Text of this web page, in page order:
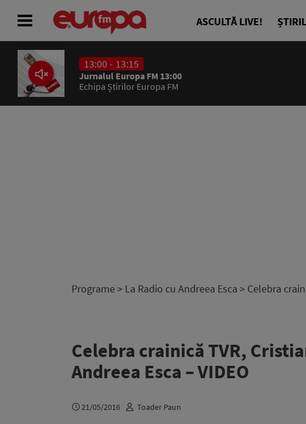
ASCULTĂ LIVE!
13:00 - 13:15
Jurnalul Europa FM 13:00
Echipa Știrilor Europa FM
Programe > La Radio cu Andreea Esca > Celebra
Celebra crainică TVR,
Andreea Esca – VIDEO
21/05/2016 Toader Paun
ACASĂ
ȘTIRI